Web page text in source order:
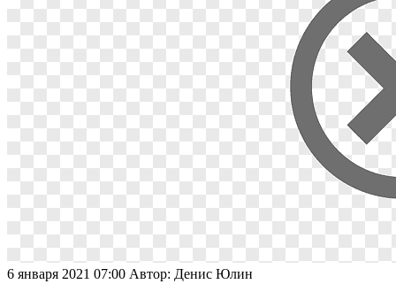
6 января 2021 07:00 Автор: Денис Юлин